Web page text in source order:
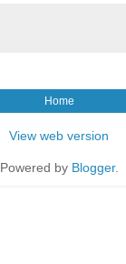
Home
View web version
Powered by Blogger.